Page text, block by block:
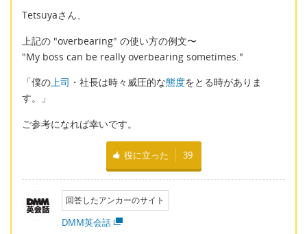
Tetsuyaさん、
上記の "overbearing" の使い方の例文〜
"My boss can be really overbearing sometimes."
「僕の上司 ・社長は時々威圧的な態度をとる時がありま
す。」
ご参考になれば幸いです。
役に立った 39
回答したアンカーのサイト
DMM英会話